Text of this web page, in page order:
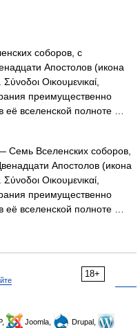
соборов, с
Апостолов (икона
Οικουμενικαί,
преимущественно
её вселенской полноте …
Семь Вселенских соборов,
Апостолов (икона
Οικουμενικαί,
преимущественно
её вселенской полноте …
18+
Joomla,
Drupal,